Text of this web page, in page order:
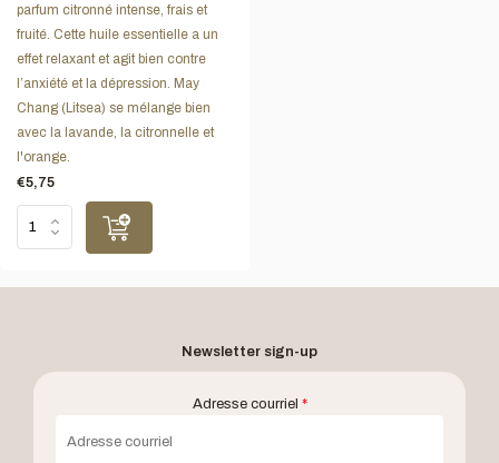
parfum citronné intense, frais et
fruité. Cette huile essentielle a un
effet relaxant et agit bien contre
l’anxiété et la dépression. May
Chang (Litsea) se mélange bien
avec la lavande, la citronnelle et
l'orange.
€5,75
Newsletter sign-up
Adresse courriel *